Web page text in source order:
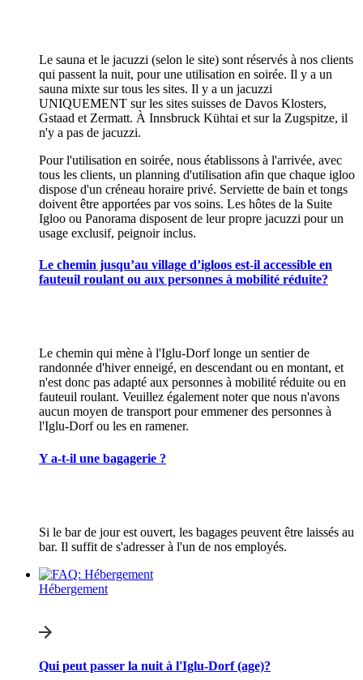
Le sauna et le jacuzzi (selon le site) sont réservés à nos clients
qui passent la nuit, pour une utilisation en soirée. Il y a un
sauna mixte sur tous les sites. Il y a un jacuzzi
UNIQUEMENT sur les sites suisses de Davos Klosters,
Gstaad et Zermatt. À Innsbruck Kühtai et sur la Zugspitze, il
n'y a pas de jacuzzi.
Pour l'utilisation en soirée, nous établissons à l'arrivée, avec
tous les clients, un planning d'utilisation afin que chaque igloo
dispose d'un créneau horaire privé. Serviette de bain et tongs
doivent être apportées par vos soins. Les hôtes de la Suite
Igloo ou Panorama disposent de leur propre jacuzzi pour un
usage exclusif, peignoir inclus.
Le chemin jusqu’au village d’igloos est-il accessible en
fauteuil roulant ou aux personnes à mobilité réduite?
Le chemin qui mène à l'Iglu-Dorf longe un sentier de
randonnée d'hiver enneigé, en descendant ou en montant, et
n'est donc pas adapté aux personnes à mobilité réduite ou en
fauteuil roulant. Veuillez également noter que nous n'avons
aucun moyen de transport pour emmener des personnes à
l'Iglu-Dorf ou les en ramener.
Y a-t-il une bagagerie ?
Si le bar de jour est ouvert, les bagages peuvent être laissés au
bar. Il suffit de s'adresser à l'un de nos employés.
Hébergement
Qui peut passer la nuit à l'Iglu-Dorf (age)?